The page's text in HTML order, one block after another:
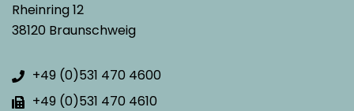
Rheinring 12
38120 Braunschweig
+49 (0)531 470 4600
+49 (0)531 470 4610